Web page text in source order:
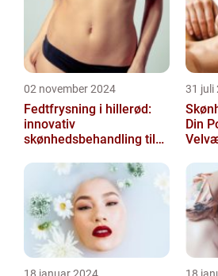
02 november 2024
Fedtfrysning i hillerød:
innovativ
skønhedsbehandling til
31 juli
Din